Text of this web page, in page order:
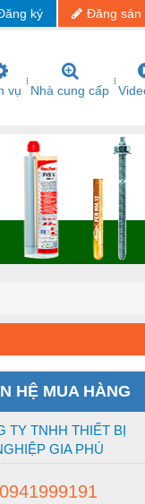
Đăng sản
ký
vụ Nhà cung cấp
HỆ MUA HÀNG
TY TNHH THIẾT BỊ
GIA PHÚ
0941999191